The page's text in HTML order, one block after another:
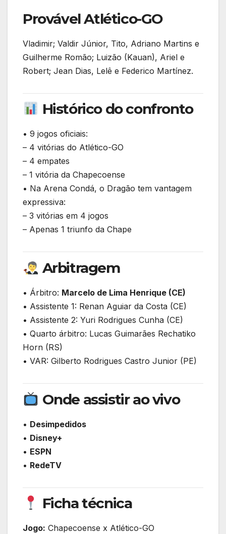
Provável Atlético-GO
Vladimir; Valdir Júnior, Tito, Adriano Martins e
Guilherme Romão; Luizão (Kauan), Ariel e
Robert; Jean Dias, Lelê e Federico Martínez.
Histórico do confronto
• 9 jogos oficiais:
– 4 vitórias do Atlético-GO
– 4 empates
– 1 vitória da Chapecoense
• Na Arena Condá, o Dragão tem vantagem
expressiva:
– 3 vitórias em 4 jogos
– Apenas 1 triunfo da Chape
Arbitragem
• Árbitro: Marcelo de Lima Henrique (CE)
• Assistente 1: Renan Aguiar da Costa (CE)
• Assistente 2: Yuri Rodrigues Cunha (CE)
• Quarto árbitro: Lucas Guimarães Rechatiko
Horn (RS)
• VAR: Gilberto Rodrigues Castro Junior (PE)
Onde assistir ao vivo
• Desimpedidos
• Disney+
• ESPN
• RedeTV
Ficha técnica
Jogo: Chapecoense x Atlético-GO